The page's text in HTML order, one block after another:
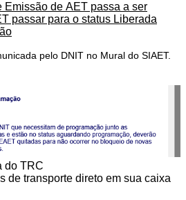
Emissão de AET passa a ser
passar para o status Liberada
pelo DNIT no Mural do SIAET.
do TRC
de transporte direto em sua caixa